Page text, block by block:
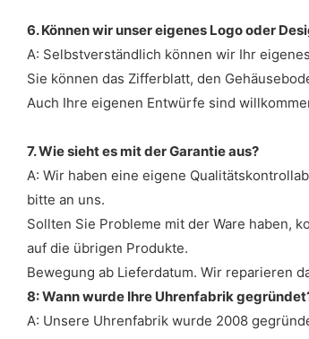
6. Können wir unser eigenes Logo oder
A: Selbstverständlich können wir Ihr
Sie können das Zifferblatt, den
Auch Ihre eigenen Entwürfe sind
7. Wie sieht es mit der Garantie aus?
A: Wir haben eine eigene
bitte an uns.
Sollten Sie Probleme mit der Ware haben,
auf die übrigen Produkte.
Bewegung ab Lieferdatum. Wir reparieren
8: Wann wurde Ihre Uhrenfabrik
A: Unsere Uhrenfabrik wurde 2008